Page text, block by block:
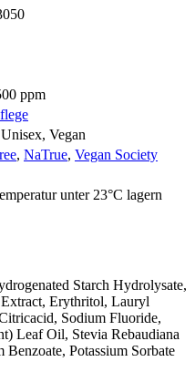
ppm
Vegan
, NaTrue, Vegan Society
unter 23°C lagern
Starch Hydrolysate,
Erythritol, Lauryl
Sodium Fluoride,
Leaf Oil, Stevia Rebaudiana
Benzoate, Potassium Sorbate